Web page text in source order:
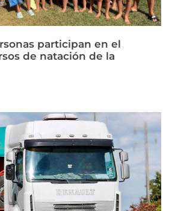
participan en el
de natación de la